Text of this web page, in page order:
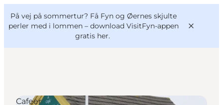
På vej på sommertur? Få Fyn og Øernes skjulte
perler med i lommen – download VisitFyn-appen
gratis her.
VisitFyn
Deutsch
Cafeer